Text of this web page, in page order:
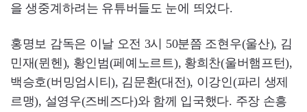
을 생중계하려는 유튜버들도 눈에 띄었다.
홍명보 감독은 이날 오전 3시 50분쯤 조현우(울산), 김
민재(뮌헨), 황인범(페예노르트), 황희찬(울버햄프턴),
백승호(버밍엄시티), 김문환(대전), 이강인(파리 생제
르맹), 설영우(즈베즈다)와 함께 입국했다. 주장 손흥